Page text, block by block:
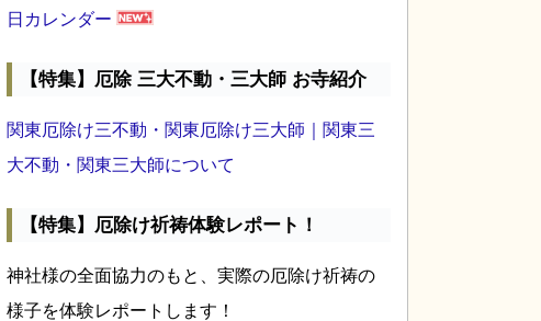
日カレンダー
【特集】厄除 三大不動・三大師 お寺紹介
関東厄除け三不動・関東厄除け三大師｜関東三
大不動・関東三大師について
【特集】厄除け祈祷体験レポート！
神社様の全面協力のもと、実際の厄除け祈祷の
様子を体験レポートします！